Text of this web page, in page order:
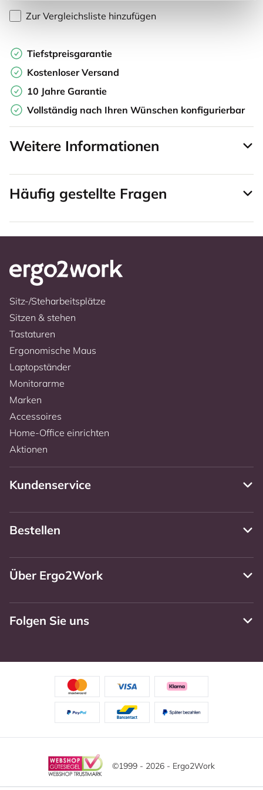
Zur Vergleichsliste hinzufügen
Tiefstpreisgarantie
Kostenloser Versand
10 Jahre Garantie
Vollständig nach Ihren Wünschen konfigurierbar
Weitere Informationen
Häufig gestellte Fragen
Sitz-/Steharbeitsplätze
Sitzen & stehen
Tastaturen
Ergonomische Maus
Laptopständer
Monitorarme
Marken
Accessoires
Home-Office einrichten
Aktionen
Kundenservice
Bestellen
Über Ergo2Work
Folgen Sie uns
©1999 - 2026 - Ergo2Work